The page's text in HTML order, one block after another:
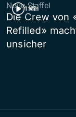
1 Min
Neue Staffel
Die Crew von
Refilled»
unsicher